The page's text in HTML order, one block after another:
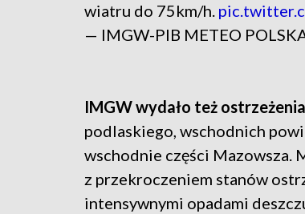
wiatru do 75km/h.
— IMGW-PIB METEO
IMGW wydało też
podlaskiego, wschodnich
wschodnie części Mazowsza.
z przekroczeniem stanów
intensywnymi opadami